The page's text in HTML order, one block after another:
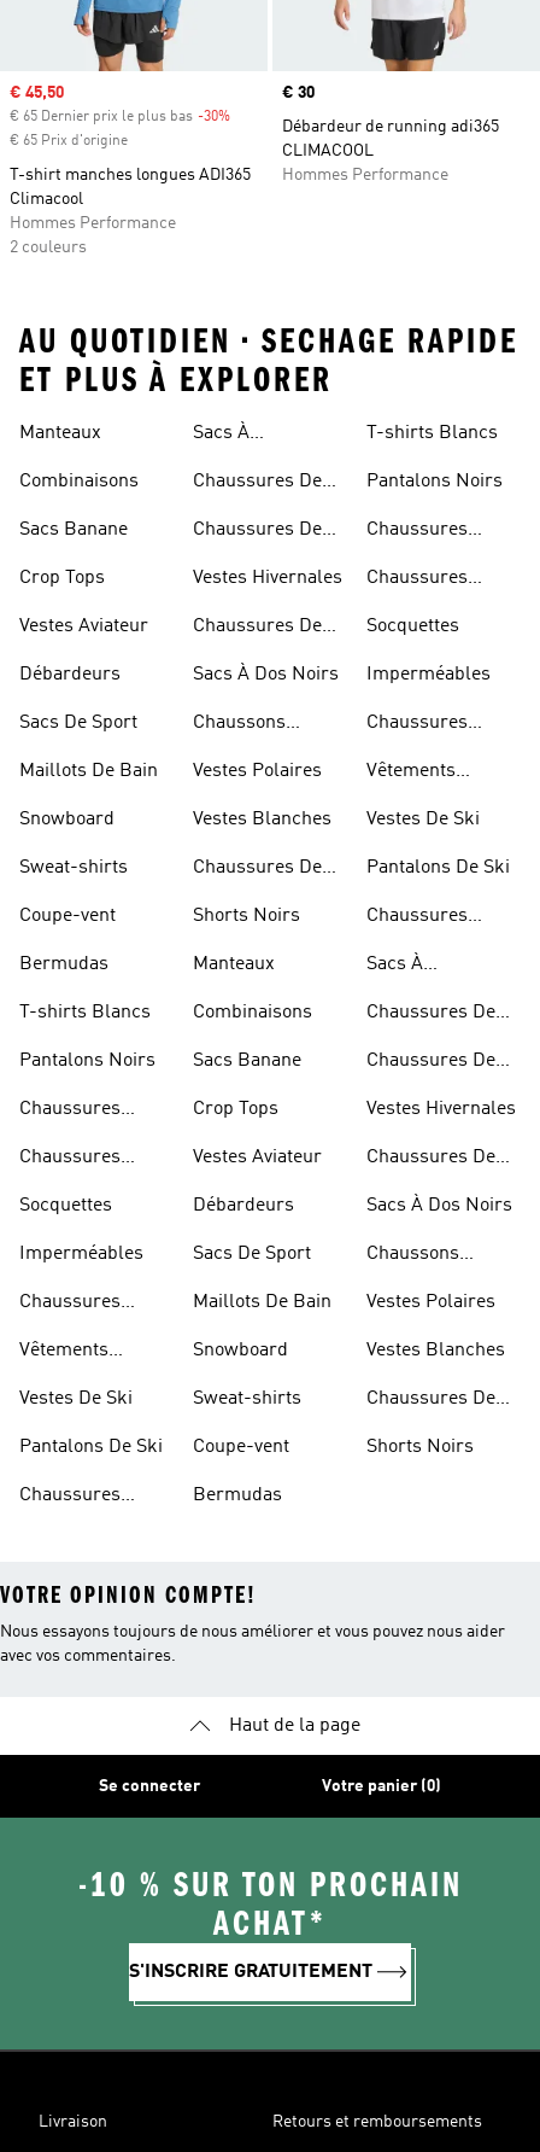
Prix soldé
€ 45,50
€ 65 Dernier prix le plus bas -30%
€ 65 Prix d'origine
T-shirt manches longues ADI365
Climacool
Hommes Performance
2 couleurs
Prix
€ 30
Débardeur de running adi365
CLIMACOOL
Hommes Performance
AU QUOTIDIEN • SECHAGE RAPIDE
ET PLUS À EXPLORER
Manteaux
Combinaisons
Sacs Banane
Crop Tops
Vestes Aviateur
Débardeurs
Sacs De Sport
Maillots De Bain
Snowboard
Sweat-shirts
Coupe-vent
Bermudas
T-shirts Blancs
Pantalons Noirs
Chaussures
Chaussures
Socquettes
Imperméables
Chaussures
Vêtements
Vestes De Ski
Pantalons De Ski
Chaussures
Rouges
Sacs À
Chaussures De
Chaussures De
Vestes Hivernales
Chaussures De
Sacs À Dos Noirs
Chaussons
Vestes Polaires
Vestes Blanches
Chaussures De
Shorts Noirs
Manteaux
Combinaisons
Sacs Banane
Crop Tops
Vestes Aviateur
Débardeurs
Sacs De Sport
Maillots De Bain
Snowboard
Sweat-shirts
Coupe-vent
Bermudas
T-shirts Blancs
Pantalons Noirs
Chaussures
Chaussures
Socquettes
Imperméables
Chaussures
Vêtements
Vestes De Ski
Pantalons De Ski
Chaussures
Sacs À
Chaussures De
Chaussures De
Vestes Hivernales
Chaussures De
Sacs À Dos Noirs
Chaussons
Vestes Polaires
Vestes Blanches
Chaussures De
Shorts Noirs
VOTRE OPINION COMPTE!
Nous essayons toujours de nous améliorer et vous pouvez nous aider
avec vos commentaires.
Haut de la page
Se connecter Votre panier (0)
-10 % SUR TON PROCHAIN
ACHAT*
S'INSCRIRE GRATUITEMENT
Livraison Retours et remboursements